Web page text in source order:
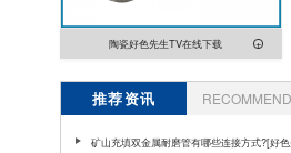
陶瓷好色先生TV在线下载
推荐资讯
矿山充填双金属耐磨管有哪些连接方式?[好